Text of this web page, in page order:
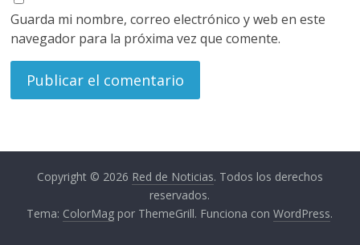
Guarda mi nombre, correo electrónico y web en este
navegador para la próxima vez que comente.
Copyright © 2026 Red de Noticias. Todos los derechos
reservados.
Tema: ColorMag por ThemeGrill. Funciona conWordPress.